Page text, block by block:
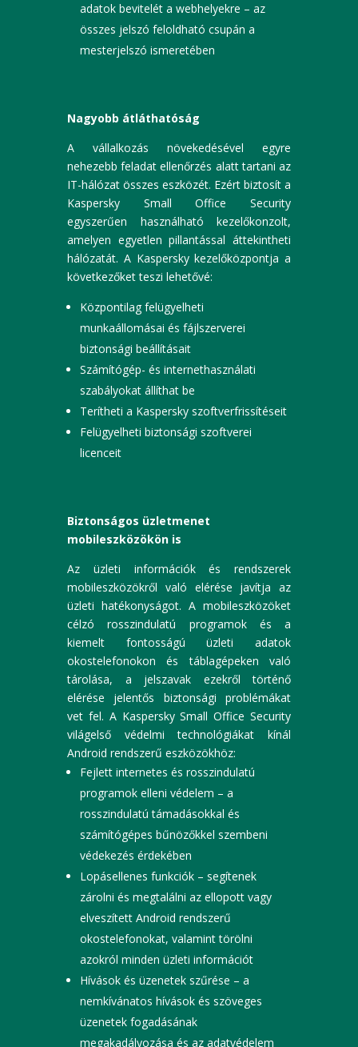
adatok bevitelét a webhelyekre – az
összes jelszó feloldható csupán a
mesterjelszó ismeretében
Nagyobb átláthatóság
A vállalkozás növekedésével egyre
nehezebb feladat ellenőrzés alatt tartani az
IT-hálózat összes eszközét. Ezért biztosít a
Kaspersky Small Office Security
egyszerűen használható kezelőkonzolt,
amelyen egyetlen pillantással áttekintheti
hálózatát. A Kaspersky kezelőközpontja a
következőket teszi lehetővé:
Központilag felügyelheti
munkaállomásai és fájlszerverei
biztonsági beállításait
Számítógép- és internethasználati
szabályokat állíthat be
Terítheti a Kaspersky szoftverfrissítéseit
Felügyelheti biztonsági szoftverei
licenceit
Biztonságos üzletmenet
mobileszközökön is
Az üzleti információk és rendszerek
mobileszközökről való elérése javítja az
üzleti hatékonyságot. A mobileszközöket
célzó rosszindulatú programok és a
kiemelt fontosságú üzleti adatok
okostelefonokon és táblagépeken való
tárolása, a jelszavak ezekről történő
elérése jelentős biztonsági problémákat
vet fel. A Kaspersky Small Office Security
világelső védelmi technológiákat kínál
Android rendszerű eszközökhöz:
Fejlett internetes és rosszindulatú
programok elleni védelem – a
rosszindulatú támadásokkal és
számítógépes bűnözőkkel szembeni
védekezés érdekében
Lopásellenes funkciók – segítenek
zárolni és megtalálni az ellopott vagy
elveszített Android rendszerű
okostelefonokat, valamint törölni
azokról minden üzleti információt
Hívások és üzenetek szűrése – a
nemkívánatos hívások és szöveges
üzenetek fogadásának
megakadályozása és az adatvédelem